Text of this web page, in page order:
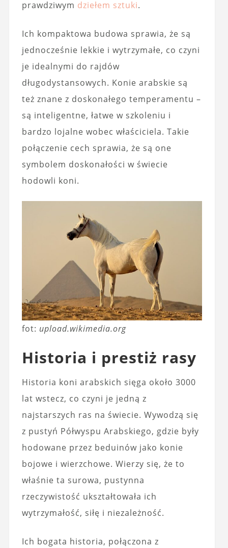
prawdziwym dziełem sztuki.
Ich kompaktowa budowa sprawia, że są
jednocześnie lekkie i wytrzymałe, co czyni
je idealnymi do rajdów
długodystansowych. Konie arabskie są
też znane z doskonałego temperamentu –
są inteligentne, łatwe w szkoleniu i
bardzo lojalne wobec właściciela. Takie
połączenie cech sprawia, że są one
symbolem doskonałości w świecie
hodowli koni.
fot: upload.wikimedia.org
Historia i prestiż rasy
Historia koni arabskich sięga około 3000
lat wstecz, co czyni je jedną z
najstarszych ras na świecie. Wywodzą się
z pustyń Półwyspu Arabskiego, gdzie były
hodowane przez beduinów jako konie
bojowe i wierzchowe. Wierzy się, że to
właśnie ta surowa, pustynna
rzeczywistość ukształtowała ich
wytrzymałość, siłę i niezależność.
Ich bogata historia, połączona z